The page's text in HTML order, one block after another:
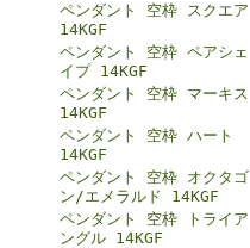
ペンダント 空枠 スクエア
14KGF
ペンダント 空枠 ペアシェ
イプ 14KGF
ペンダント 空枠 マーキス
14KGF
ペンダント 空枠 ハート
14KGF
ペンダント 空枠 オクタゴ
ン/エメラルド 14KGF
ペンダント 空枠 トライア
ングル 14KGF